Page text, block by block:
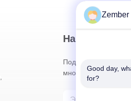
Наш
Подпишитесь на
многое другое.
Zember
Good day,
for?